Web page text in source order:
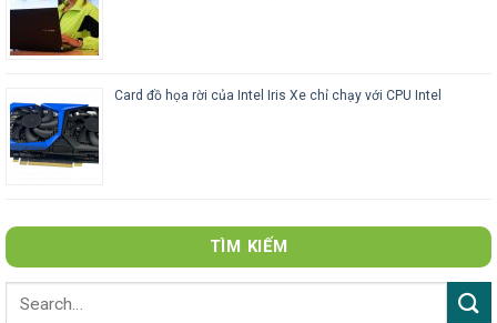
Card đồ họa rời của Intel Iris Xe chỉ chạy với CPU Intel
TÌM KIẾM